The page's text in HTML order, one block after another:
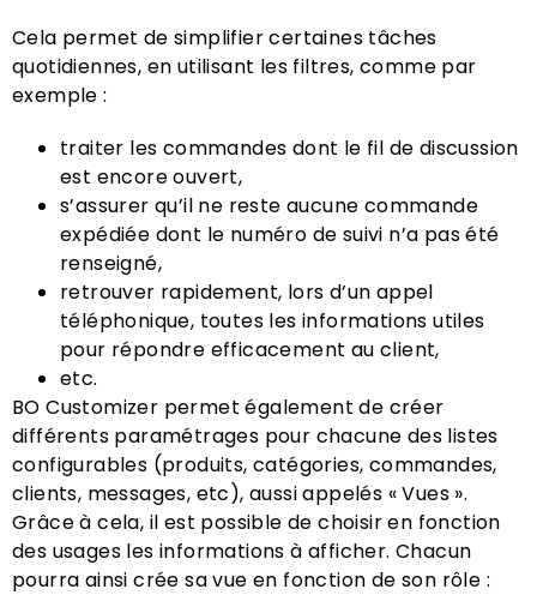
Cela permet de simplifier certaines tâches
quotidiennes, en utilisant les filtres, comme par
exemple :
traiter les commandes dont le fil de discussion
est encore ouvert,
s’assurer qu’il ne reste aucune commande
expédiée dont le numéro de suivi n’a pas été
renseigné,
retrouver rapidement, lors d’un appel
téléphonique, toutes les informations utiles
pour répondre efficacement au client,
etc.
BO Customizer permet également de créer
différents paramétrages pour chacune des listes
configurables (produits, catégories, commandes,
clients, messages, etc), aussi appelés « Vues ».
Grâce à cela, il est possible de choisir en fonction
des usages les informations à afficher. Chacun
pourra ainsi crée sa vue en fonction de son rôle :